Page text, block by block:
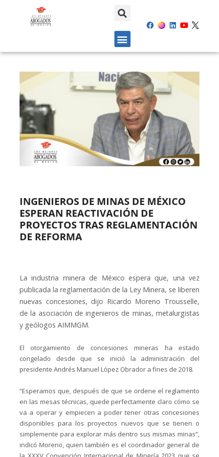
INGENIEROS DE MINAS DE MÉXICO
ESPERAN REACTIVACIÓN DE
PROYECTOS TRAS REGLAMENTACIÓN
DE REFORMA
La industria minera de México espera que, una vez
publicada la reglamentación de la Ley Minera, se liberen
nuevas concesiones, dijo Ricardo Moreno Trousselle,
de la asociación de ingenieros de minas, metalurgistas
y geólogos AIMMGM.
El otorgamiento de concesiones mineras ha estado
congelado desde que se inició la administración del
presidente Andrés Manuel López Obrador a fines de 2018.
“Esperamos que, después de que se ordene el reglamento
en las mesas técnicas, quede perfectamente claro cómo se
va a operar y empiecen a poder tener otras concesiones
disponibles para los proyectos nuevos que se tienen o
simplemente para explorar más dentro sus mismas minas”,
indicó Moreno, quien también es el coordinador general de